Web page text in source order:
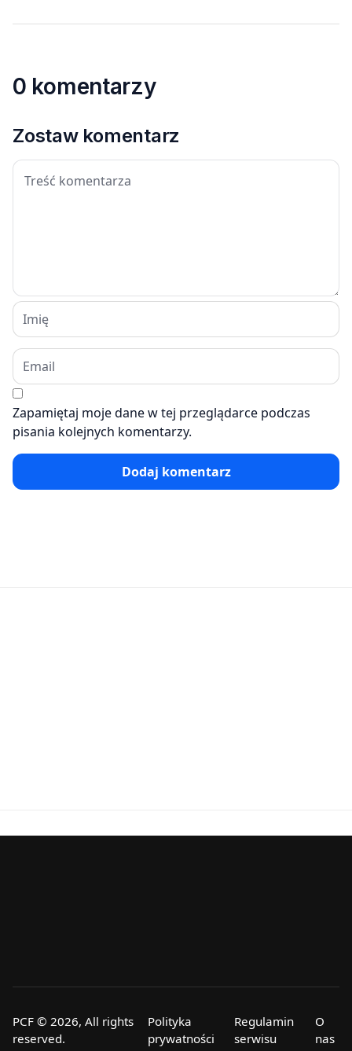
0 komentarzy
Zostaw komentarz
Zapamiętaj moje dane w tej przeglądarce podczas
pisania kolejnych komentarzy.
Dodaj komentarz
PCF © 2026, All rights
reserved.
Polityka
prywatności
Regulamin
serwisu
O
nas